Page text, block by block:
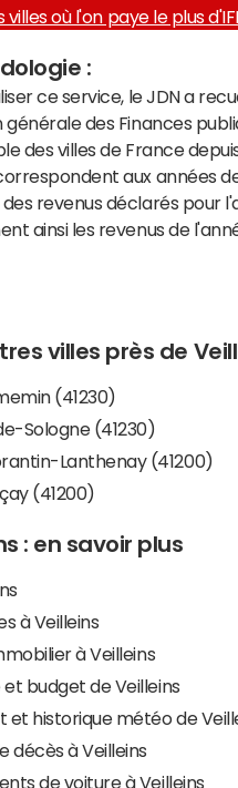
villes où l'on paye le plus d'IFI
:
ce service, le JDN a
générale des Finances
des villes de France
aux années
revenus déclarés pour
ainsi les revenus de
villes près de
(41230)
Sologne (41230)
Lanthenay (41200)
(41200)
: en savoir plus
à Veilleins
à Veilleins
budget de Veilleins
et historique météo de
décès à Veilleins
de voiture à Veilleins